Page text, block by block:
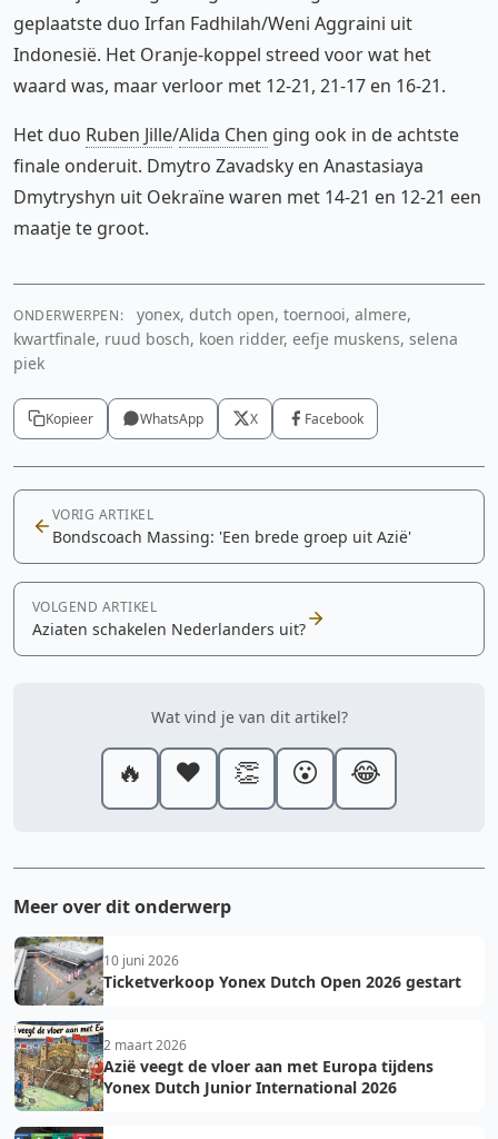
geplaatste duo Irfan Fadhilah/Weni Aggraini uit
Indonesië. Het Oranje-koppel streed voor wat het
waard was, maar verloor met 12-21, 21-17 en 16-21.
Het duo Ruben Jille/Alida Chen ging ook in de achtste
finale onderuit. Dmytro Zavadsky en Anastasiaya
Dmytryshyn uit Oekraïne waren met 14-21 en 12-21 een
maatje te groot.
ONDERWERPEN:
yonex, dutch open, toernooi, almere,
kwartfinale, ruud bosch, koen ridder, eefje muskens, selena
piek
Kopieer WhatsApp X Facebook
VORIG ARTIKEL
Bondscoach Massing: 'Een brede groep uit Azië'
VOLGEND ARTIKEL
Aziaten schakelen Nederlanders uit?
Wat vind je van dit artikel?
🔥 ❤️ 👏 😮 😂
Meer over dit onderwerp
10 juni 2026
Ticketverkoop Yonex Dutch Open 2026 gestart
2 maart 2026
Azië veegt de vloer aan met Europa tijdens
Yonex Dutch Junior International 2026